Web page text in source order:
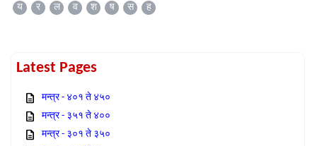
य
र ल व श ष स ह
Latest Pages
मन्त्र - ४०१ ते ४५०
मन्त्र - ३५१ ते ४००
मन्त्र - ३०१ ते ३५०